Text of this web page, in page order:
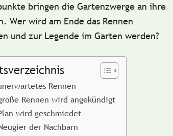
bringen die Gartenzwerge an ihre
Wer wird am Ende das Rennen
und zur Legende im Garten werden?
Rennen
Rennen wird angekündigt
wird geschmiedet
der Nachbarn